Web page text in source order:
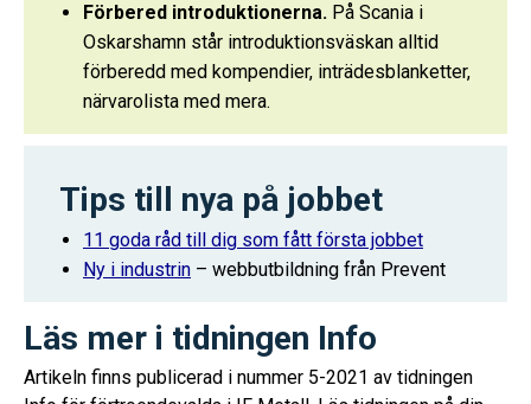
Förbered introduktionerna. På Scania i
Oskarshamn står introduktionsväskan alltid
förberedd med kompendier, inträdesblanketter,
närvarolista med mera.
Tips till nya på jobbet
11 goda råd till dig som fått första jobbet
Ny i industrin – webbutbildning från Prevent
Läs mer i tidningen Info
Artikeln finns publicerad i nummer 5-2021 av tidningen